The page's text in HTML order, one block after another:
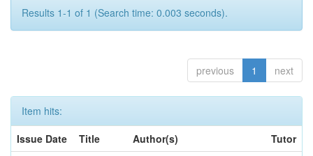
Results 1-1 of 1 (Search time: 0.003 seconds).
previous 1 next
Item hits:
Issue Date
Title Author(s)
Tutor